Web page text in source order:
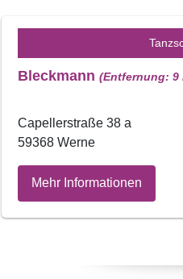
Bleckmann (Entfernung: 9
Capellerstraße 38 a
59368 Werne
Mehr Informationen